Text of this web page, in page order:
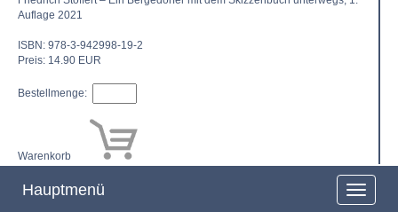
Auflage 2021
ISBN: 978-3-942998-19-2
Preis: 14.90 EUR
Bestellmenge:
Warenkorb
N
Hauptmenü